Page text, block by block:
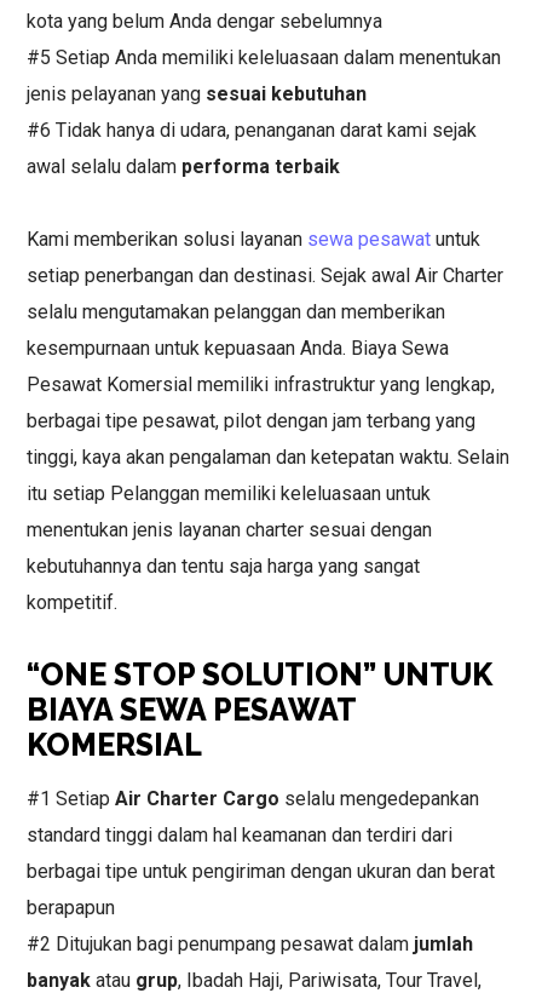
kota yang belum Anda dengar sebelumnya
#5 Setiap Anda memiliki keleluasaan dalam menentukan
jenis pelayanan yang sesuai kebutuhan
#6 Tidak hanya di udara, penanganan darat kami sejak
awal selalu dalam performa terbaik
Kami memberikan solusi layanan sewa pesawat untuk
setiap penerbangan dan destinasi. Sejak awal Air Charter
selalu mengutamakan pelanggan dan memberikan
kesempurnaan untuk kepuasaan Anda. Biaya Sewa
Pesawat Komersial memiliki infrastruktur yang lengkap,
berbagai tipe pesawat, pilot dengan jam terbang yang
tinggi, kaya akan pengalaman dan ketepatan waktu. Selain
itu setiap Pelanggan memiliki keleluasaan untuk
menentukan jenis layanan charter sesuai dengan
kebutuhannya dan tentu saja harga yang sangat
kompetitif.
“ONE STOP SOLUTION” UNTUK
BIAYA SEWA PESAWAT
KOMERSIAL
#1 Setiap Air Charter Cargo selalu mengedepankan
standard tinggi dalam hal keamanan dan terdiri dari
berbagai tipe untuk pengiriman dengan ukuran dan berat
berapapun
#2 Ditujukan bagi penumpang pesawat dalam jumlah
banyak atau grup, Ibadah Haji, Pariwisata, Tour Travel,